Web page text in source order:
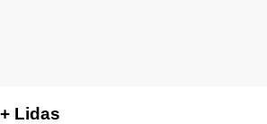
+ Lidas